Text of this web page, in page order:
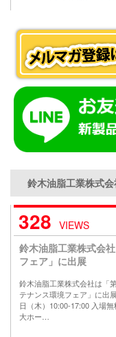
鈴木油脂工業株式
328 VIEWS
鈴木油脂工業株式会
フェア」に出展
鈴木油脂工業株式会社は「
テナンス環境フェア」に出
日（木）10:00-17:00 入場
大ホー…